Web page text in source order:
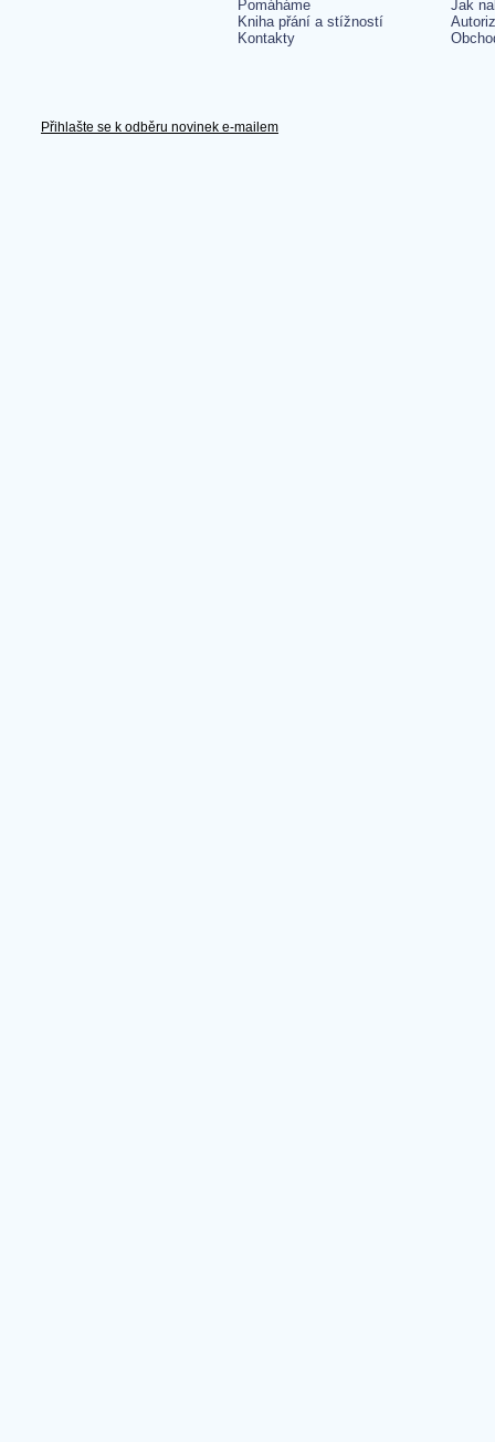
Pomáháme
Kniha přání a stížností
Kontakty
Jak
Přihlašte se k odběru novinek e-mailem